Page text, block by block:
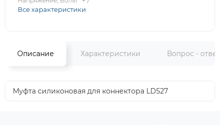
Все характеристики
Описание Характеристики Вопрос -
Муфта силиконовая для коннектора LD527